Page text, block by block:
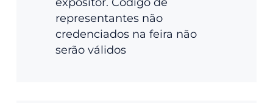
representantes não
credenciados na feira não
serão válidos